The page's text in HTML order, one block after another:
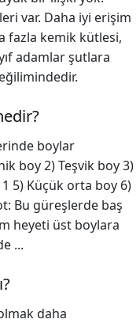
var. Daha iyi erişim
fazla kemik kütlesi,
adamlar şutlara
boylar
boy 2) Teşvik boy 3)
5) Küçük orta boy 6)
Bu güreşlerde baş
heyeti üst boylara
...
daha